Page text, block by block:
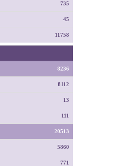
735
45
11758
8236
8112
13
111
20513
5860
771